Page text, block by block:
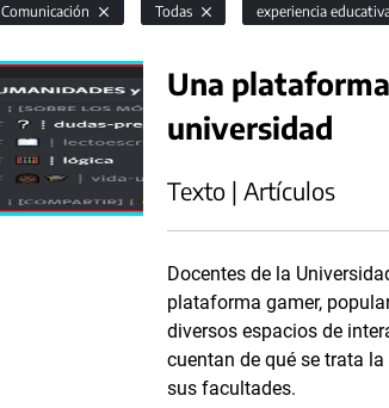
Comunicación Todas experiencia
Una
universidad
Texto | Artículos
Docentes de la
plataforma gamer,
diversos espacios de
cuentan de qué se trata
sus facultades.